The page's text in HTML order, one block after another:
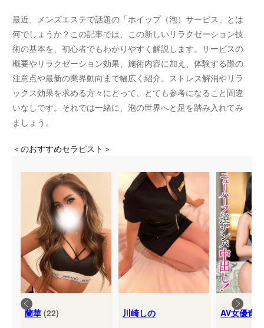
最近、メンズエステで話題の「ホイップ（泡）サービス」とは
何でしょうか？この記事では、この新しいリラクゼーション技
術の基本を、初心者でもわかりやすく解説します。サービスの
概要やリラクゼーション効果、施術内容に加え、体験する際の
注意点や最新の業界動向まで幅広く紹介。ストレス解消やリラ
ックス効果を求める方々にとって、とても参考になること間違
いなしです。それでは一緒に、泡の世界へと足を踏み入れてみ
ましょう。
＜のおすすめセラピスト＞
蘭華(22)
川崎しの